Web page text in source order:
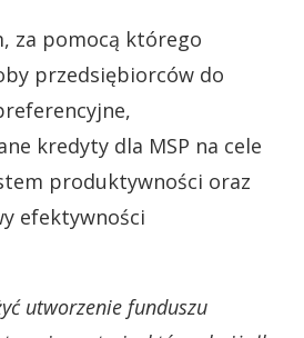
za pomocą którego
przedsiębiorców do
kredyty dla MSP na cele
produktywności oraz
efektywności
utworzenie funduszu